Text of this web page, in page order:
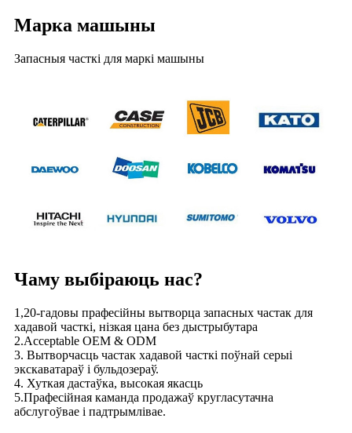
Марка машыны
Запасныя часткі для маркі машыны
Чаму выбіраюць нас?
1,20-гадовы прафесійны вытворца запасных частак для
хадавой часткі, нізкая цана без дыстрыбутара
2.Acceptable OEM & ODM
3. Вытворчасць частак хадавой часткі поўнай серыі
экскаватараў і бульдозераў.
4. Хуткая дастаўка, высокая якасць
5.Прафесійная каманда продажаў кругласутачна
абслугоўвае і падтрымлівае.